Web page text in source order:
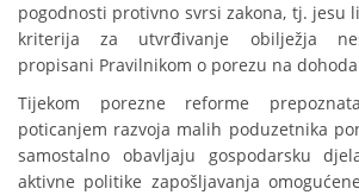
pogodnosti protivno svrsi zakona, tj. jesu
kriterija za utvrđivanje obilježja
propisani Pravilnikom o porezu na
Tijekom porezne reforme
poticanjem razvoja malih poduzetnika
samostalno obavljaju gospodarsku
aktivne politike zapošljavanja